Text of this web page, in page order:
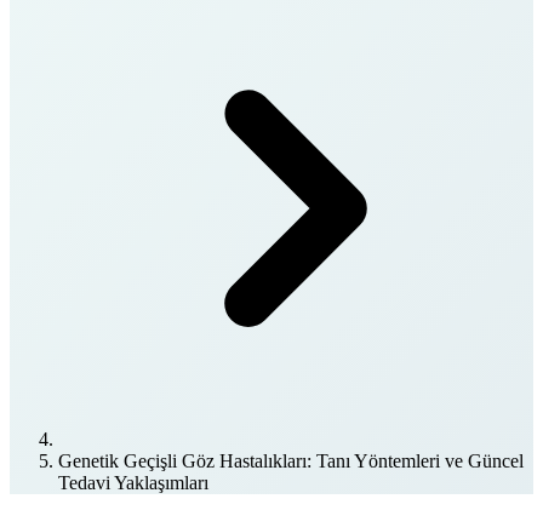
Genetik Geçişli Göz Hastalıkları: Tanı Yöntemleri ve Güncel
Tedavi Yaklaşımları